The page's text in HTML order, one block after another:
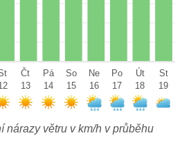
Čt
13
Pá
14
So
15
Ne
16
Po
17
Út
18
St
19
nárazy větru v km/h v průběhu